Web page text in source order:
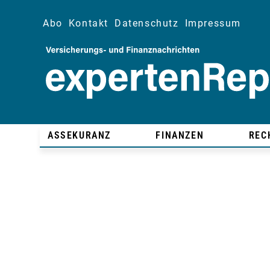
Abo Kontakt Datenschutz Impressum
ASSEKURANZ FINANZEN